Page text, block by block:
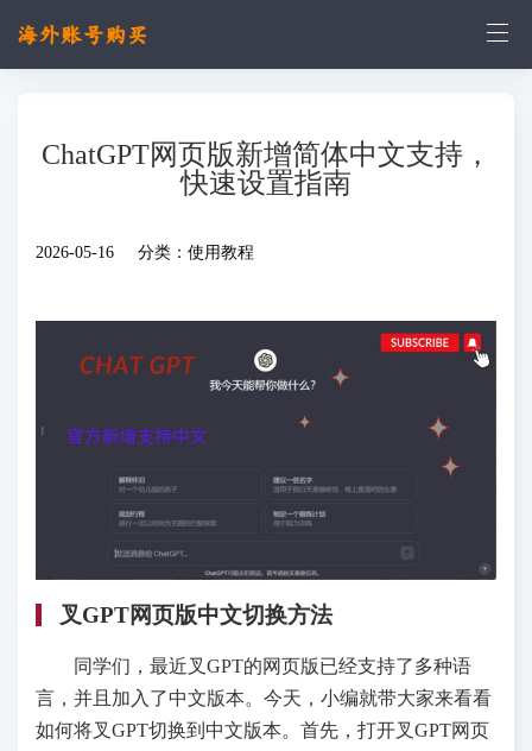
ChatGPT网页版新增简体中文支持，
快速设置指南
2026-05-16 分类： 使用教程
叉GPT网页版中文切换方法
同学们，最近叉GPT的网页版已经支持了多种语
言，并且加入了中文版本。今天，小编就带大家来看看
如何将叉GPT切换到中文版本。首先，打开叉GPT网页